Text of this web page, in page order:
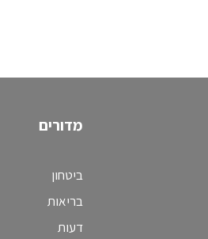
מדורים
ביטחון
בריאות
דעות